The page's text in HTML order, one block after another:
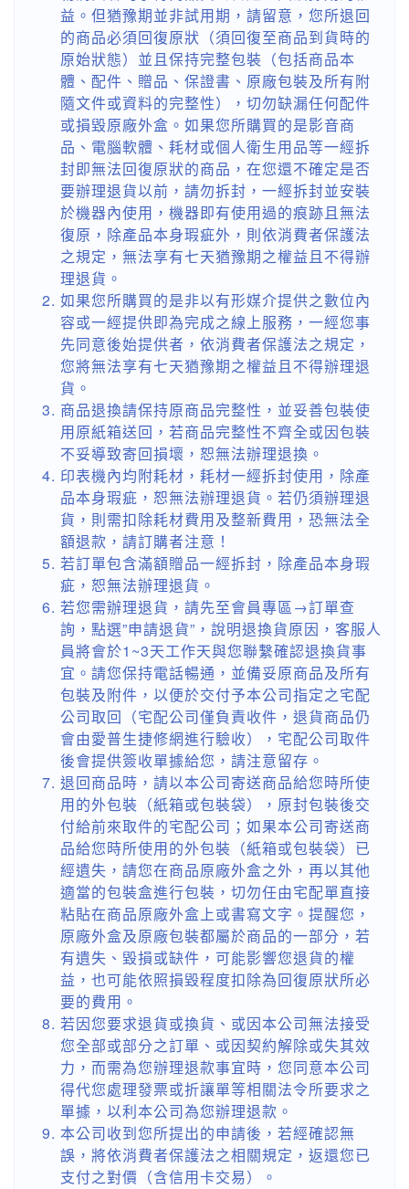
益。但猶豫期並非試用期，請留意，您所退回
的商品必須回復原狀（須回復至商品到貨時的
原始狀態）並且保持完整包裝（包括商品本
體、配件、贈品、保證書、原廠包裝及所有附
隨文件或資料的完整性），切勿缺漏任何配件
或損毀原廠外盒。如果您所購買的是影音商
品、電腦軟體、耗材或個人衛生用品等一經拆
封即無法回復原狀的商品，在您還不確定是否
要辦理退貨以前，請勿拆封，一經拆封並安裝
於機器內使用，機器即有使用過的痕跡且無法
復原，除產品本身瑕疵外，則依消費者保護法
之規定，無法享有七天猶豫期之權益且不得辦
理退貨。
如果您所購買的是非以有形媒介提供之數位內
容或一經提供即為完成之線上服務，一經您事
先同意後始提供者，依消費者保護法之規定，
您將無法享有七天猶豫期之權益且不得辦理退
貨。
商品退換請保持原商品完整性，並妥善包裝使
用原紙箱送回，若商品完整性不齊全或因包裝
不妥導致寄回損壞，恕無法辦理退換。
印表機內均附耗材，耗材一經拆封使用，除產
品本身瑕疵，恕無法辦理退貨。若仍須辦理退
貨，則需扣除耗材費用及整新費用，恐無法全
額退款，請訂購者注意！
若訂單包含滿額贈品一經拆封，除產品本身瑕
疵，恕無法辦理退貨。
若您需辦理退貨，請先至會員專區→訂單查
詢，點選”申請退貨”，說明退換貨原因，客服人
員將會於1~3天工作天與您聯繫確認退換貨事
宜。請您保持電話暢通，並備妥原商品及所有
包裝及附件，以便於交付予本公司指定之宅配
公司取回（宅配公司僅負責收件，退貨商品仍
會由愛普生捷修網進行驗收），宅配公司取件
後會提供簽收單據給您，請注意留存。
退回商品時，請以本公司寄送商品給您時所使
用的外包裝（紙箱或包裝袋），原封包裝後交
付給前來取件的宅配公司；如果本公司寄送商
品給您時所使用的外包裝（紙箱或包裝袋）已
經遺失，請您在商品原廠外盒之外，再以其他
適當的包裝盒進行包裝，切勿任由宅配單直接
粘貼在商品原廠外盒上或書寫文字。提醒您，
原廠外盒及原廠包裝都屬於商品的一部分，若
有遺失、毀損或缺件，可能影響您退貨的權
益，也可能依照損毀程度扣除為回復原狀所必
要的費用。
若因您要求退貨或換貨、或因本公司無法接受
您全部或部分之訂單、或因契約解除或失其效
力，而需為您辦理退款事宜時，您同意本公司
得代您處理發票或折讓單等相關法令所要求之
單據，以利本公司為您辦理退款。
本公司收到您所提出的申請後，若經確認無
誤，將依消費者保護法之相關規定，返還您已
支付之對價（含信用卡交易）。